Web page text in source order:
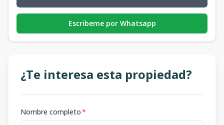
Escribeme por Whatsapp
¿Te interesa esta propiedad?
Nombre completo*